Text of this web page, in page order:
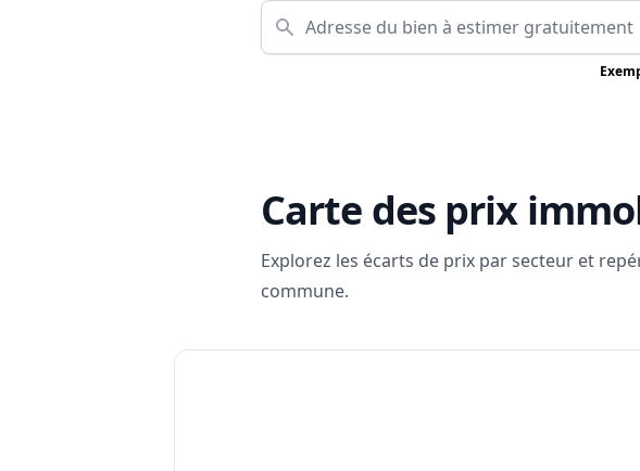
Carte des prix
Explorez les écarts de prix par secteur et
commune.